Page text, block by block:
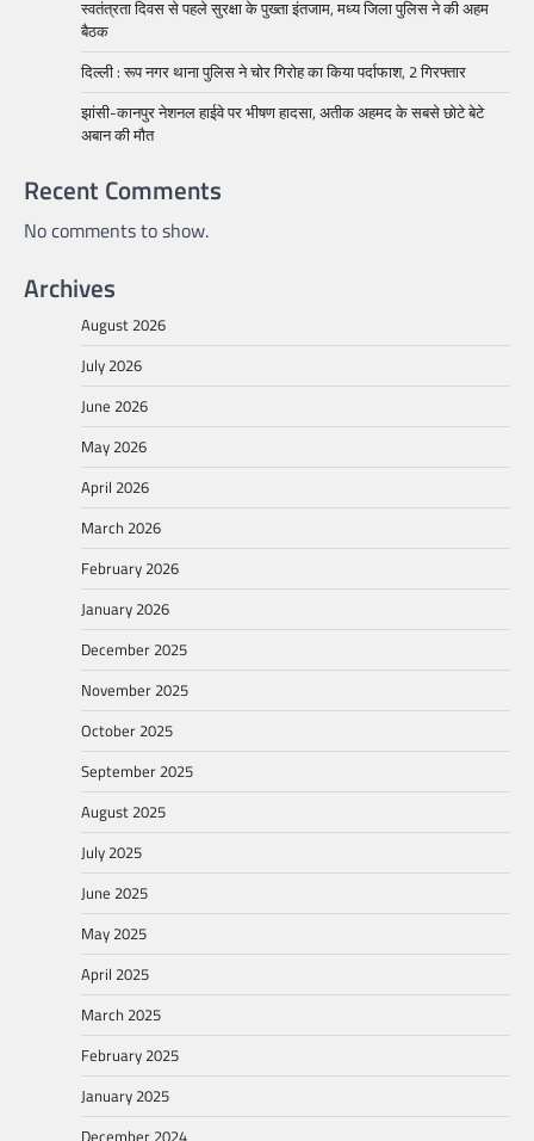
स्वतंत्रता दिवस से पहले सुरक्षा के पुख्ता इंतजाम, मध्य जिला पुलिस ने की अहम
बैठक
दिल्ली : रूप नगर थाना पुलिस ने चोर गिरोह का किया पर्दाफाश, 2 गिरफ्तार
झांसी-कानपुर नेशनल हाईवे पर भीषण हादसा, अतीक अहमद के सबसे छोटे बेटे
अबान की मौत
Recent Comments
No comments to show.
Archives
August 2026
July 2026
June 2026
May 2026
April 2026
March 2026
February 2026
January 2026
December 2025
November 2025
October 2025
September 2025
August 2025
July 2025
June 2025
May 2025
April 2025
March 2025
February 2025
January 2025
December 2024